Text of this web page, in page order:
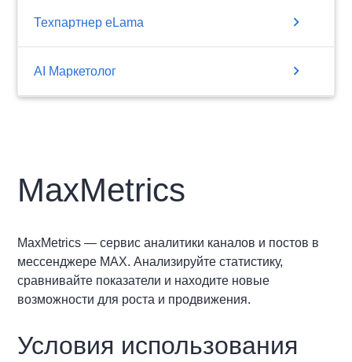
Техпартнер eLama chevron_right
AI Маркетолог chevron_right
MaxMetrics
MaxMetrics — сервис аналитики каналов и постов в
мессенджере MAX. Анализируйте статистику,
сравнивайте показатели и находите новые
возможности для роста и продвижения.
Условия использования